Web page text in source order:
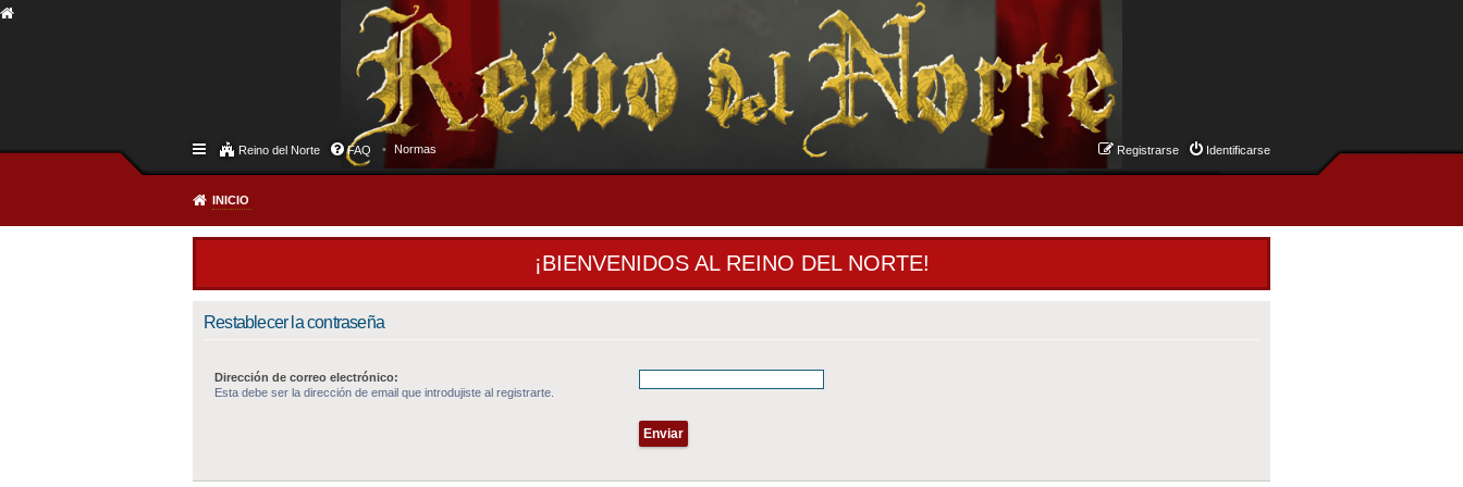
Reino del Norte FAQ Normas Identificarse
Registrarse
INICIO
¡BIENVENIDOS AL REINO DEL NORTE!
Restablecer la contraseña
Dirección de correo electrónico:
Esta debe ser la dirección de email que introdujiste al registrarte.